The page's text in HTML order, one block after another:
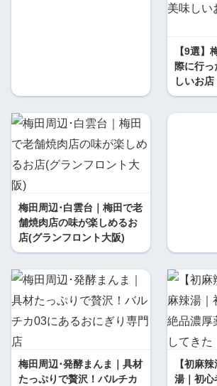
【9選】
際に行
しいお
梅田周辺･白雲台｜梅田で老
舗焼肉店の味が楽しめるお
店(グランフロント大阪)
梅田周辺･発酵まんま｜具材
たっぷりで贅沢！バルチカ
【初麻
湯｜初心